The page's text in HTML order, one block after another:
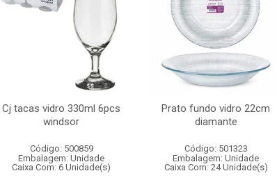
Cj tacas vidro 330ml 6pcs
windsor
Código: 500859
Embalagem: Unidade
Caixa Com: 6 Unidade(s)
Prato fundo vidro 22cm
diamante
Código: 501323
Embalagem: Unidade
Caixa Com: 24 Unidade(s)